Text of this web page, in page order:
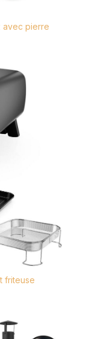
avec pierre
friteuse